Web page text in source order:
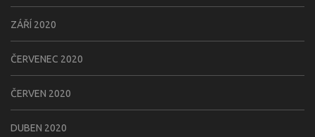
ZÁŘÍ 2020
ČERVENEC 2020
ČERVEN 2020
DUBEN 2020